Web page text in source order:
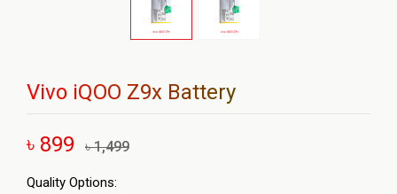
Vivo iQOO Z9x Battery
৳ 899 ৳ 1,499
Quality Options: